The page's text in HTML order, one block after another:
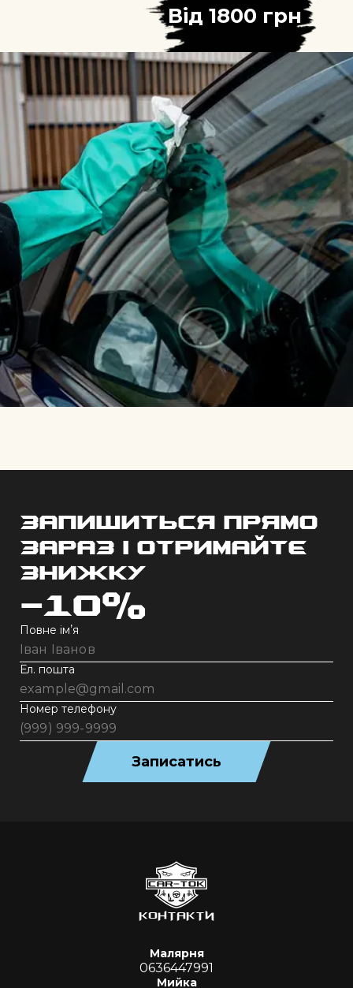
Від 1800 грн
Запишиться прямо
зараз і отримайте
знижку
-10%
Повне імʼя
Ел. пошта
Номер телефону
Записатись
КОНТАКТИ
Малярня
0636447991
Мийка